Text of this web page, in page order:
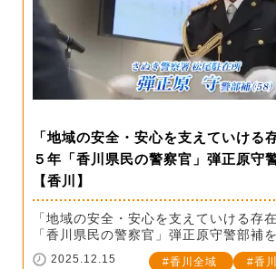
「地域の安全・安心を支えていける
５年「香川県民の警察官」弾正原守
【香川】
「地域の安全・安心を支えていける存
「香川県民の警察官」弾正原守警部補
2025.12.15 香川全域 香